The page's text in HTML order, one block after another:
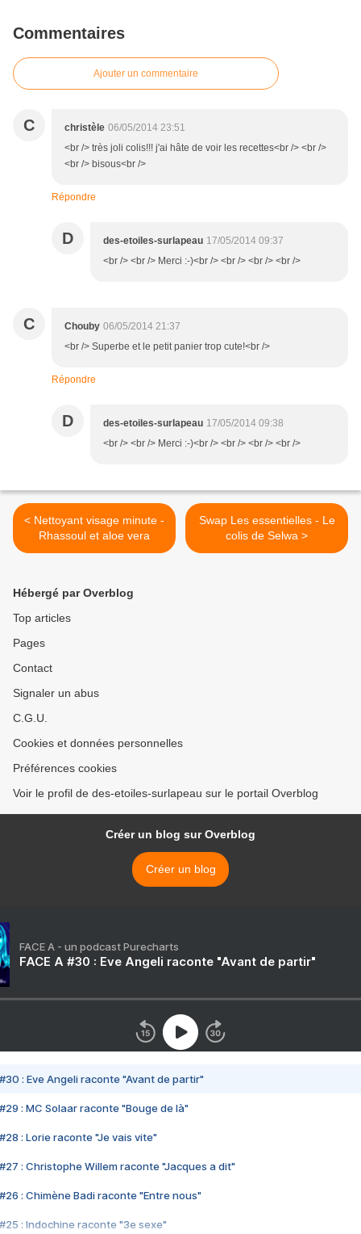
Commentaires
Ajouter un commentaire
C christèle 06/05/2014 23:51
<br /> très joli colis!!! j'ai hâte de voir les recettes<br /> <br />
<br /> bisous<br />
Répondre
D des-etoiles-surlapeau 17/05/2014 09:37
<br /> <br /> Merci :-)<br /> <br /> <br /> <br />
C Chouby 06/05/2014 21:37
<br /> Superbe et le petit panier trop cute!<br />
Répondre
D des-etoiles-surlapeau 17/05/2014 09:38
<br /> <br /> Merci :-)<br /> <br /> <br /> <br />
< Nettoyant visage minute -
Rhassoul et aloe vera
Swap Les essentielles - Le
colis de Selwa >
Hébergé par Overblog
Top articles
Pages
Contact
Signaler un abus
C.G.U.
Cookies et données personnelles
Préférences cookies
Voir le profil de des-etoiles-surlapeau sur le portail Overblog
Créer un blog sur Overblog
Créer un blog
FACE A - un podcast Purecharts
FACE A #30 : Eve Angeli raconte "Avant de partir"
#30 : Eve Angeli raconte "Avant de partir"
#29 : MC Solaar raconte "Bouge de là"
#28 : Lorie raconte "Je vais vite"
#27 : Christophe Willem raconte "Jacques a dit"
#26 : Chimène Badi raconte "Entre nous"
#25 : Indochine raconte "3e sexe"